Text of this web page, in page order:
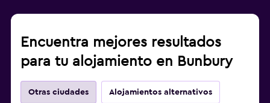
Encuentra mejores resultados
para tu alojamiento en Bunbury
Otras ciudades Alojamientos alternativos